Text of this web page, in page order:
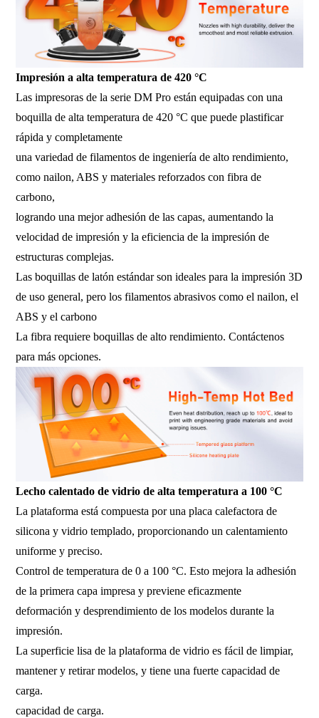
Impresión a alta temperatura de 420 °C
Las impresoras de la serie DM Pro están equipadas con una
boquilla de alta temperatura de 420 °C que puede plastificar
rápida y completamente
una variedad de filamentos de ingeniería de alto rendimiento,
como nailon, ABS y materiales reforzados con fibra de
carbono,
logrando una mejor adhesión de las capas, aumentando la
velocidad de impresión y la eficiencia de la impresión de
estructuras complejas.
Las boquillas de latón estándar son ideales para la impresión 3D
de uso general, pero los filamentos abrasivos como el nailon, el
ABS y el carbono
La fibra requiere boquillas de alto rendimiento. Contáctenos
para más opciones.
Lecho calentado de vidrio de alta temperatura a 100 °C
La plataforma está compuesta por una placa calefactora de
silicona y vidrio templado, proporcionando un calentamiento
uniforme y preciso.
Control de temperatura de 0 a 100 °C. Esto mejora la adhesión
de la primera capa impresa y previene eficazmente
deformación y desprendimiento de los modelos durante la
impresión.
La superficie lisa de la plataforma de vidrio es fácil de limpiar,
mantener y retirar modelos, y tiene una fuerte capacidad de
carga.
capacidad de carga.